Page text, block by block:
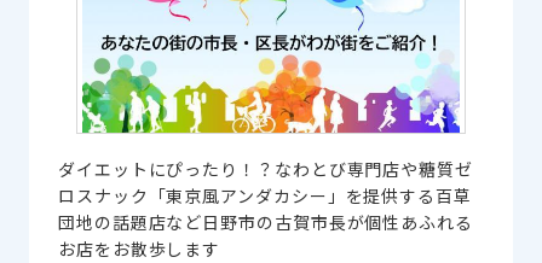
ダイエットにぴったり！？なわとび専門店や糖質ゼ
ロスナック「東京風アンダカシー」を提供する百草
団地の話題店など日野市の古賀市長が個性あふれる
お店をお散歩します